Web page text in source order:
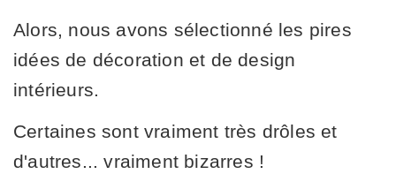
Alors, nous avons sélectionné les pires
idées de décoration et de design
intérieurs.
Certaines sont vraiment très drôles et
d'autres... vraiment bizarres !